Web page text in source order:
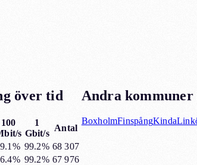
över tid
100
s
1
Gbit/s
Antal
99.2% 68 307
99.2% 67 976
Andra kommuner
BoxholmFinspångKinda